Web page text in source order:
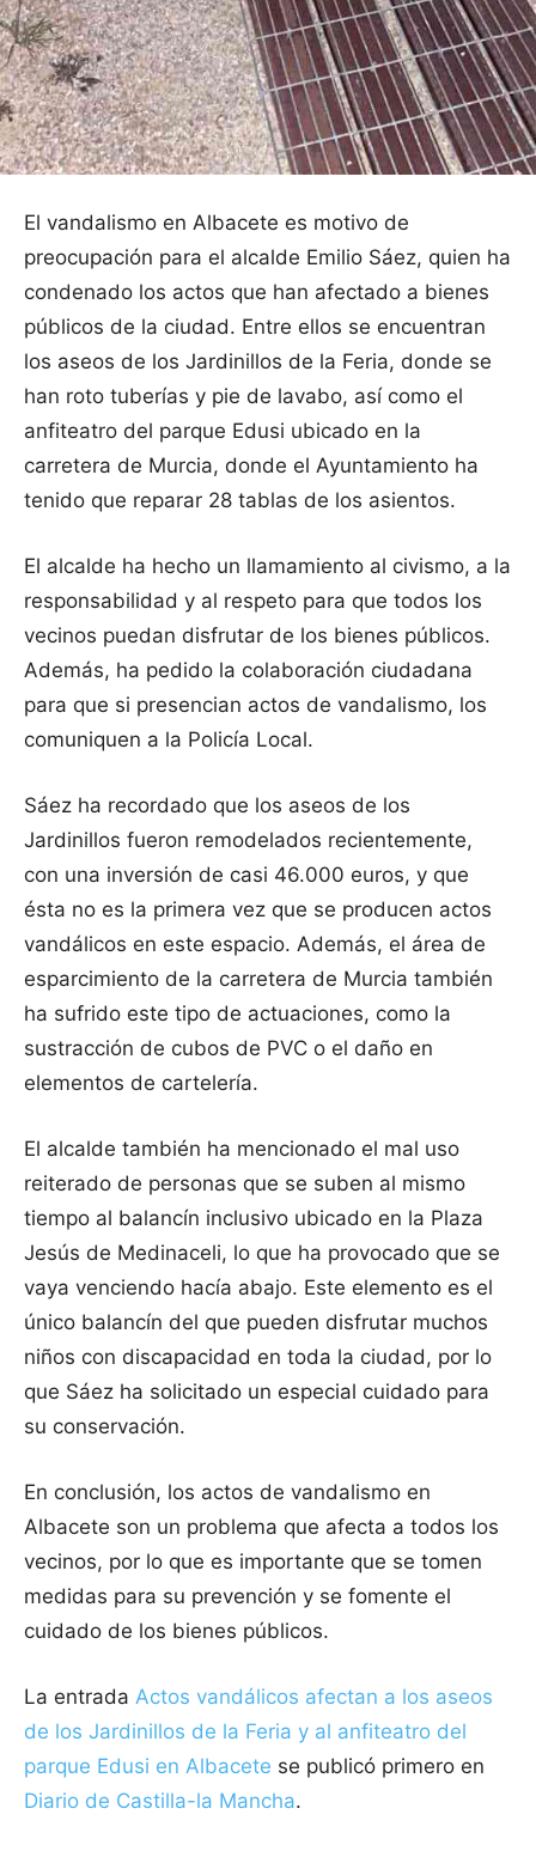
El vandalismo en Albacete es motivo de
preocupación para el alcalde Emilio Sáez, quien ha
condenado los actos que han afectado a bienes
públicos de la ciudad. Entre ellos se encuentran
los aseos de los Jardinillos de la Feria, donde se
han roto tuberías y pie de lavabo, así como el
anfiteatro del parque Edusi ubicado en la
carretera de Murcia, donde el Ayuntamiento ha
tenido que reparar 28 tablas de los asientos.
El alcalde ha hecho un llamamiento al civismo, a la
responsabilidad y al respeto para que todos los
vecinos puedan disfrutar de los bienes públicos.
Además, ha pedido la colaboración ciudadana
para que si presencian actos de vandalismo, los
comuniquen a la Policía Local.
Sáez ha recordado que los aseos de los
Jardinillos fueron remodelados recientemente,
con una inversión de casi 46.000 euros, y que
ésta no es la primera vez que se producen actos
vandálicos en este espacio. Además, el área de
esparcimiento de la carretera de Murcia también
ha sufrido este tipo de actuaciones, como la
sustracción de cubos de PVC o el daño en
elementos de cartelería.
El alcalde también ha mencionado el mal uso
reiterado de personas que se suben al mismo
tiempo al balancín inclusivo ubicado en la Plaza
Jesús de Medinaceli, lo que ha provocado que se
vaya venciendo hacía abajo. Este elemento es el
único balancín del que pueden disfrutar muchos
niños con discapacidad en toda la ciudad, por lo
que Sáez ha solicitado un especial cuidado para
su conservación.
En conclusión, los actos de vandalismo en
Albacete son un problema que afecta a todos los
vecinos, por lo que es importante que se tomen
medidas para su prevención y se fomente el
cuidado de los bienes públicos.
La entrada Actos vandálicos afectan a los aseos
de los Jardinillos de la Feria y al anfiteatro del
parque Edusi en Albacete se publicó primero en
Diario de Castilla-la Mancha.